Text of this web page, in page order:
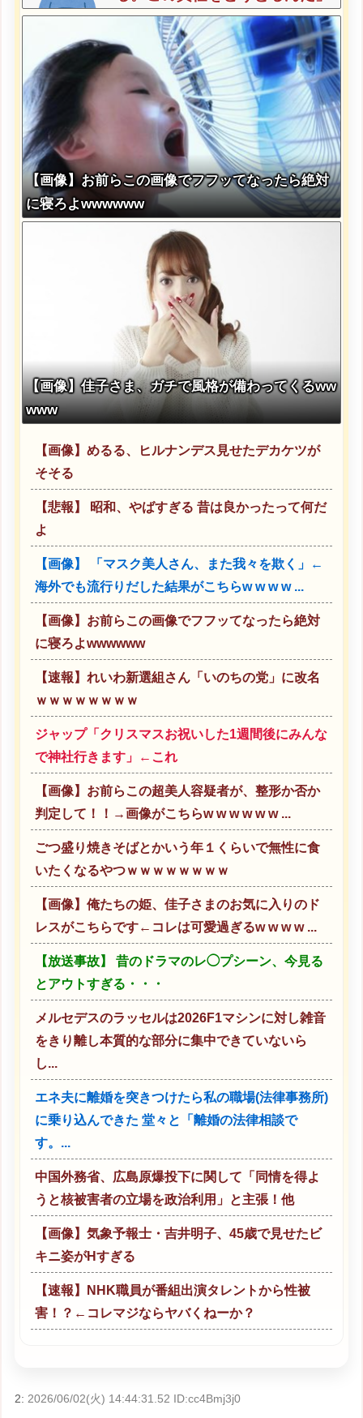
【画像】お前らこの画像でフフッてなったら絶対
に寝ろよwwwwww
【画像】佳子さま、ガチで風格が備わってくるww
www
【画像】めるる、ヒルナンデス見せたデカケツが
そそる
【悲報】 昭和、やばすぎる 昔は良かったって何だ
よ
【画像】 「マスク美人さん、また我々を欺く」←
海外でも流行りだした結果がこちらw w w w ...
【画像】お前らこの画像でフフッてなったら絶対
に寝ろよwwwwww
【速報】れいわ新選組さん「いのちの党」に改名
ｗｗｗｗｗｗｗｗ
ジャップ「クリスマスお祝いした1週間後にみんな
で神社行きます」←これ
【画像】お前らこの超美人容疑者が、整形か否か
判定して！！→画像がこちらw w w w w w ...
ごつ盛り焼きそばとかいう年１くらいで無性に食
いたくなるやつｗｗｗｗｗｗｗｗ
【画像】俺たちの姫、佳子さまのお気に入りのド
レスがこちらです←コレは可愛過ぎるw w w w ...
【放送事故】 昔のドラマのレ◯プシーン、今見る
とアウトすぎる・・・
メルセデスのラッセルは2026F1マシンに対し雑音
をきり離し本質的な部分に集中できていないら
し...
エネ夫に離婚を突きつけたら私の職場(法律事務所)
に乗り込んできた 堂々と「離婚の法律相談で
す。...
中国外務省、広島原爆投下に関して「同情を得よ
うと核被害者の立場を政治利用」と主張！他
【画像】気象予報士・吉井明子、45歳で見せたビ
キニ姿がHすぎる
【速報】NHK職員が番組出演タレントから性被
害！？←コレマジならヤバくねーか？
2: 2026/06/02(火) 14:44:31.52 ID:cc4Bmj3j0